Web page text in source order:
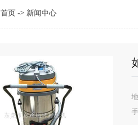
首页 -> 新闻中心